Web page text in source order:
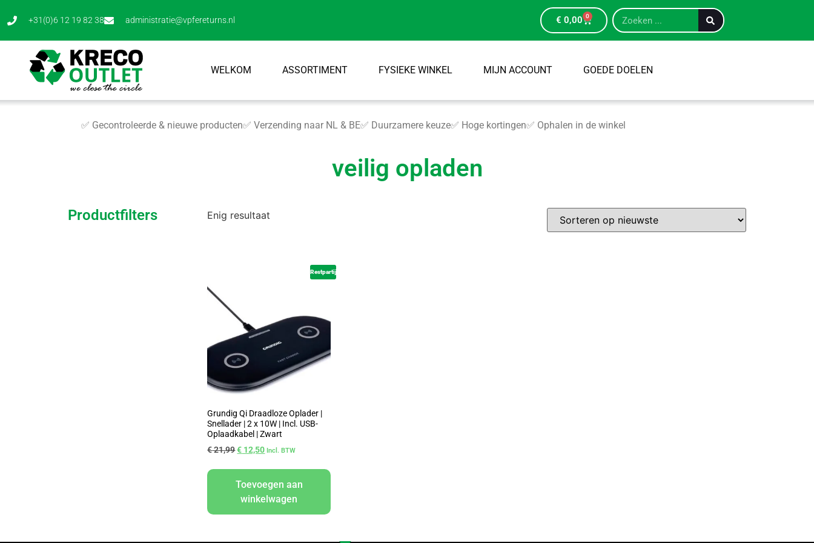
+31(0)6 12 19 82 38 administratie@vpfereturns.nl € 0,00 0
WELKOM ASSORTIMENT FYSIEKE WINKEL MIJN ACCOUNT GOEDE DOELEN
✅ Gecontroleerde & nieuwe producten✅ Verzending naar NL & BE✅ Duurzamere keuze✅ Hoge kortingen✅ Ophalen in de winkel
veilig opladen
Productfilters Enig resultaat
Restpartij
Grundig Qi Draadloze Oplader |
Snellader | 2 x 10W | Incl. USB-
Oplaadkabel | Zwart
€21,99€ 12,50 Incl. BTW
Toevoegen aan
winkelwagen